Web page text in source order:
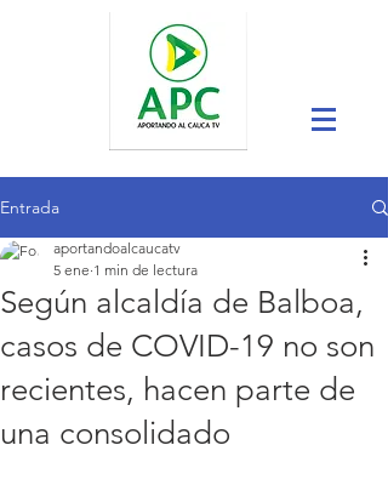
Entrada
Según alcaldía de Balboa,
casos de COVID-19 no son
recientes, hacen parte de
una consolidado
aportandoalcaucatv
5 ene 1 min de lectura